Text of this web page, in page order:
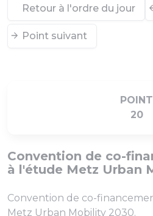
Retour à l'ordre du jour
Point suivant
POINT
20
Convention de co-
à l'étude Metz Urban
Convention de co-
Metz Urban Mobility 2030.